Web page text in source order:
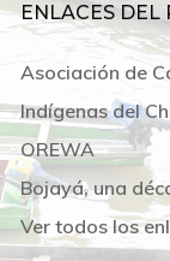
ENLACES DEL
Asociación de
Indígenas del
OREWA
Bojayá, una
Ver todos los